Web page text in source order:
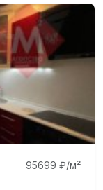
95699 ₽/м²